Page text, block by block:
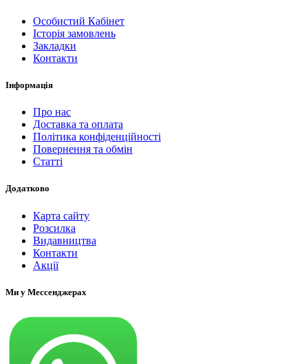
Особистий Кабінет
Історія замовлень
Закладки
Контакти
Інформація
Про нас
Доставка та оплата
Політика конфіденційності
Повернення та обмін
Статті
Додатково
Карта сайту
Розсилка
Видавництва
Контакти
Акції
Ми у Мессенджерах